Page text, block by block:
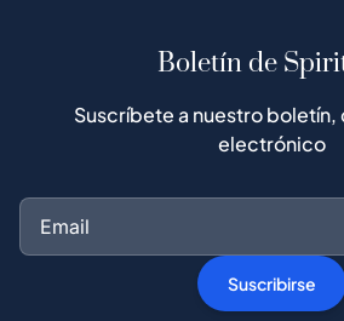
Boletín de
Suscríbete a nuestro
electrónico
Suscribirse